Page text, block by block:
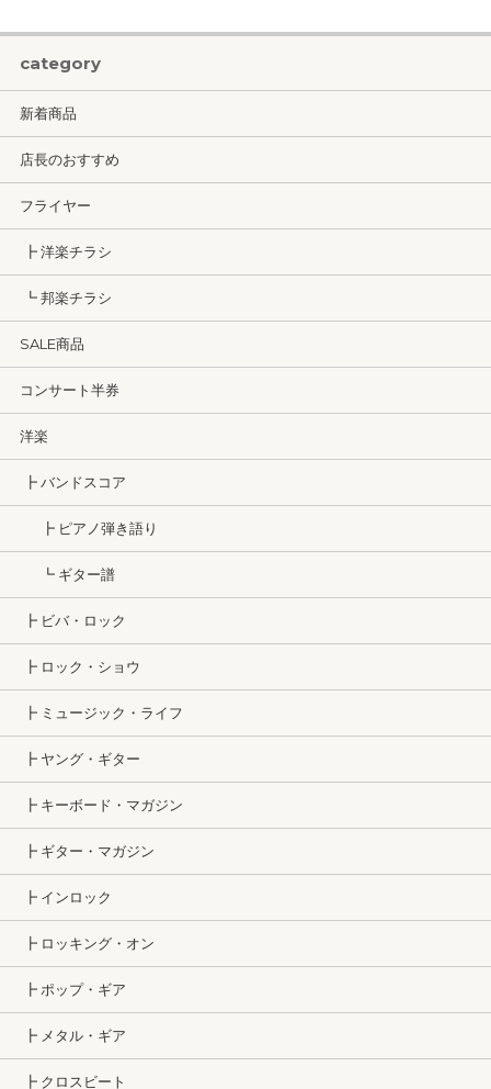
category
新着商品
店長のおすすめ
フライヤー
┣ 洋楽チラシ
┗ 邦楽チラシ
SALE商品
コンサート半券
洋楽
┣ バンドスコア
┣ ピアノ弾き語り
┗ ギター譜
┣ ビバ・ロック
┣ ロック・ショウ
┣ ミュージック・ライフ
┣ ヤング・ギター
┣ キーボード・マガジン
┣ ギター・マガジン
┣ インロック
┣ ロッキング・オン
┣ ポップ・ギア
┣ メタル・ギア
┣ クロスビート